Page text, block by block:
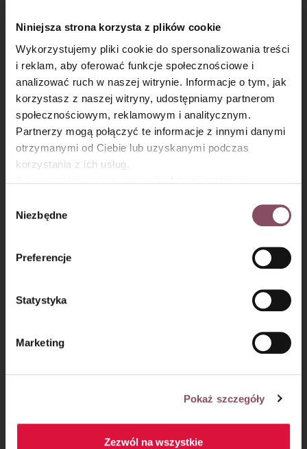
Niniejsza strona korzysta z plików cookie
Wykorzystujemy pliki cookie do spersonalizowania treści
i reklam, aby oferować funkcje społecznościowe i
analizować ruch w naszej witrynie. Informacje o tym, jak
korzystasz z naszej witryny, udostępniamy partnerom
społecznościowym, reklamowym i analitycznym.
Partnerzy mogą połączyć te informacje z innymi danymi
otrzymanymi od Ciebie lub uzyskanymi podczas
korzystania z ich usług.
Gdańsk (80-339) adres: Dickmana 14/15 więcej
informacji o przetwarzaniu danych osobowych oraz
Polityce
prywatności.
zgody
Niezbędne
Preferencje
Statystyka
Marketing
Pokaż szczegóły
Zezwól na wszystkie
Masa serowa:
Wszystkie składniki na masę serową umieść w misie miksera
×